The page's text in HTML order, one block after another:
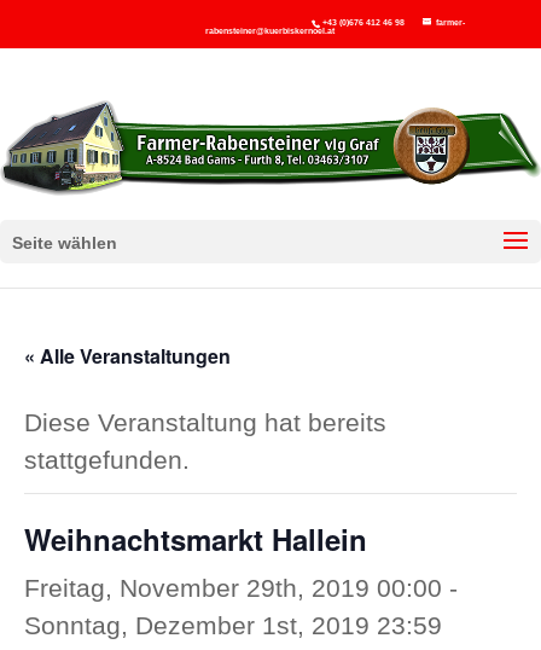
+43 (0)676 412 46 98
farmer-
rabensteiner@kuerbiskernoel.at
Seite wählen
« Alle Veranstaltungen
Diese Veranstaltung hat bereits
stattgefunden.
Weihnachtsmarkt Hallein
Freitag, November 29th, 2019 00:00 -
Sonntag, Dezember 1st, 2019 23:59